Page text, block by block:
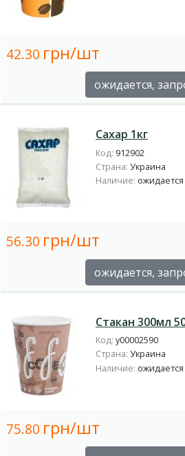
42.30 грн/шт
ожидается,
Сахар 1кг
Код: 912902
Страна: Украина
Наличие: ожидается
56.30 грн/шт
ожидается,
Стакан 300мл
Код: у00002590
Страна: Украина
Наличие: ожидается
75.80 грн/шт